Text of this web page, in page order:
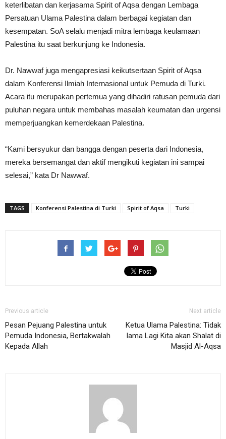
keterlibatan dan kerjasama Spirit of Aqsa dengan Lembaga
Persatuan Ulama Palestina dalam berbagai kegiatan dan
kesempatan. SoA selalu menjadi mitra lembaga keulamaan
Palestina itu saat berkunjung ke Indonesia.
Dr. Nawwaf juga mengapresiasi keikutsertaan Spirit of Aqsa
dalam Konferensi Ilmiah Internasional untuk Pemuda di Turki.
Acara itu merupakan pertemua yang dihadiri ratusan pemuda dari
puluhan negara untuk membahas masalah keumatan dan urgensi
memperjuangkan kemerdekaan Palestina.
“Kami bersyukur dan bangga dengan peserta dari Indonesia,
mereka bersemangat dan aktif mengikuti kegiatan ini sampai
selesai,” kata Dr Nawwaf.
TAGS Konferensi Palestina di Turki Spirit of Aqsa Turki
Previous article
Pesan Pejuang Palestina untuk
Pemuda Indonesia, Bertakwalah
Kepada Allah
Next article
Ketua Ulama Palestina: Tidak
lama Lagi Kita akan Shalat di
Masjid Al-Aqsa